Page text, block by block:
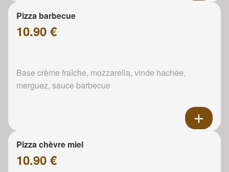
Pizza barbecue
10.90 €
Base crème fraîche, mozzarella, vinde hachée,
merguez, sauce barbecue
Pizza chèvre miel
10.90 €